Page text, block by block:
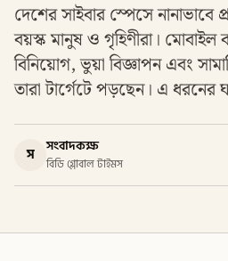
দেশের সাইবার স্পেসে নানাভাবে
বয়স্ক মানুষ ও গৃহিণীরা। মোবাইল
বিনিয়োগ, ভুয়া বিজ্ঞাপন এবং
তারা টার্গেটে পড়ছেন। এ ধরনের
স সংবাদকক্ষ
বিডি গ্লোবাল টাইমস